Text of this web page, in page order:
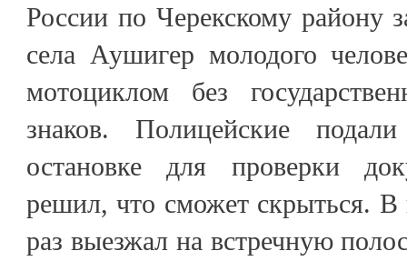
России по Черекскому району
села Аушигер молодого
мотоциклом без
знаков. Полицейские
остановке для проверки
решил, что сможет скрыться. В
раз выезжал на встречную